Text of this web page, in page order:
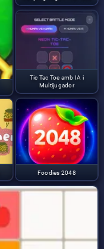
Tic Tac Toe amb IA i
Multijugador
Foodies 2048